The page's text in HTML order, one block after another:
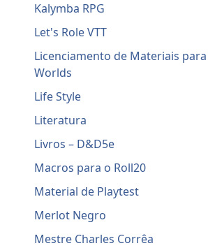
Kalymba RPG
Let's Role VTT
Licenciamento de Materiais para
Worlds
Life Style
Literatura
Livros – D&D5e
Macros para o Roll20
Material de Playtest
Merlot Negro
Mestre Charles Corrêa